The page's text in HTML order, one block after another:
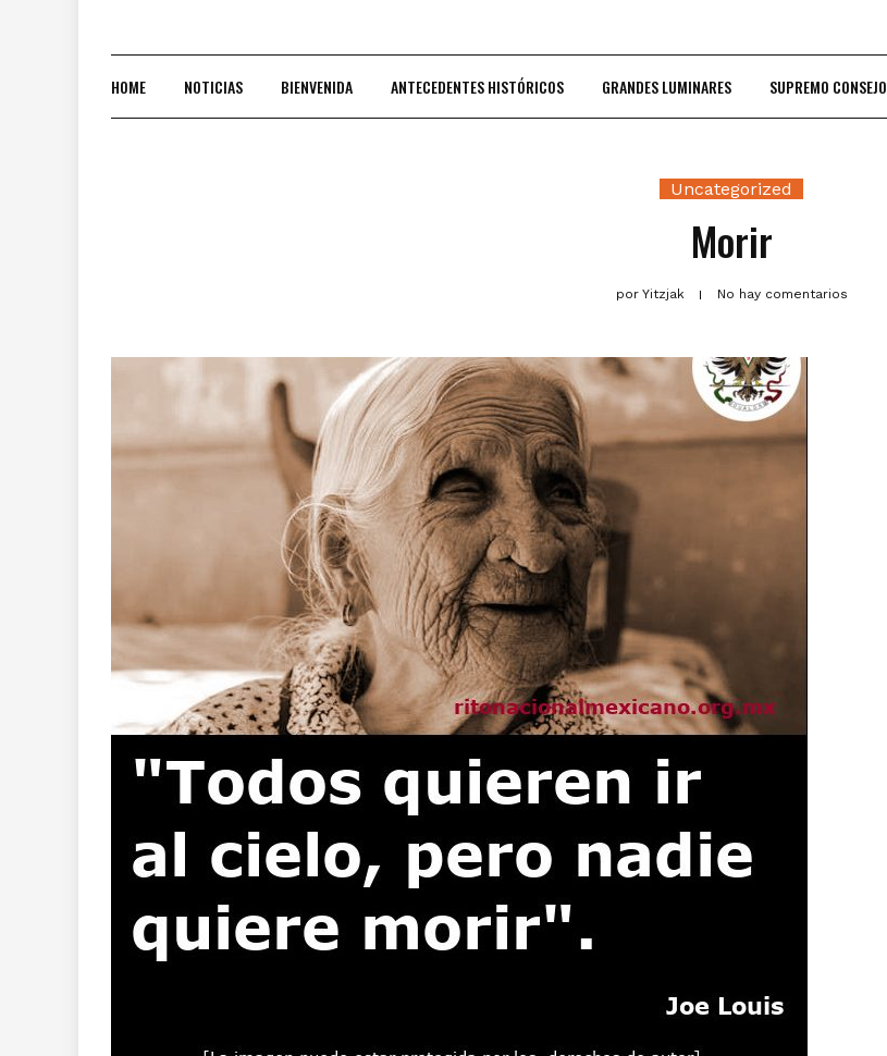
HOME NOTICIAS BIENVENIDA ANTECEDENTES HISTÓRICOS GRANDES LUMINARES SUPREMO CONSEJO
Uncategorized
Morir
porYitzjak No hay comentarios